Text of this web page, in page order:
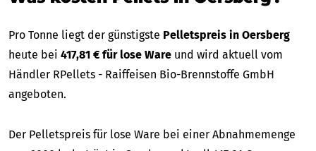
Pro Tonne liegt der günstigste Pelletspreis in Oersberg
heute bei 417,81 € für lose Ware und wird aktuell vom
Händler RPellets - Raiffeisen Bio-Brennstoffe GmbH
angeboten.
Der Pelletspreis für lose Ware bei einer Abnahmemenge